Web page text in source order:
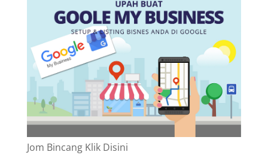
Jom Bincang Klik Disini